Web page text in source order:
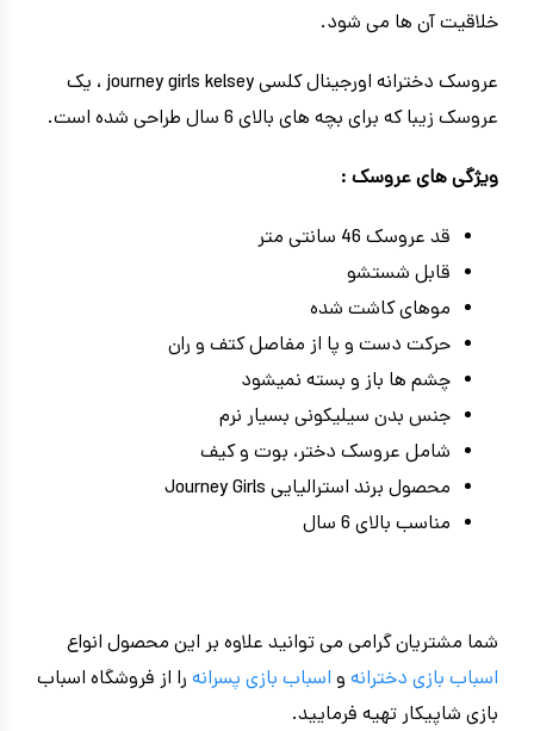
خلاقیت آن ها می شود.
عروسک دخترانه اورجینال کلسی journey girls kelsey ، یک
عروسک زیبا که برای بچه های بالای 6 سال طراحی شده است.
ویژگی های عروسک :
قد عروسک 46 سانتی متر
قابل شستشو
موهای کاشت شده
حرکت دست و پا از مفاصل کتف و ران
چشم ها باز و بسته نمیشود
جنس بدن سیلیکونی بسیار نرم
شامل عروسک دختر، بوت و کیف
محصول برند استرالیایی Journey Girls
مناسب بالای 6 سال
شما مشتریان گرامی می توانید علاوه بر این محصول انواع
اسباب بازی دخترانه و اسباب بازی پسرانه را از فروشگاه اسباب
بازی شاپیکار تهیه فرمایید.